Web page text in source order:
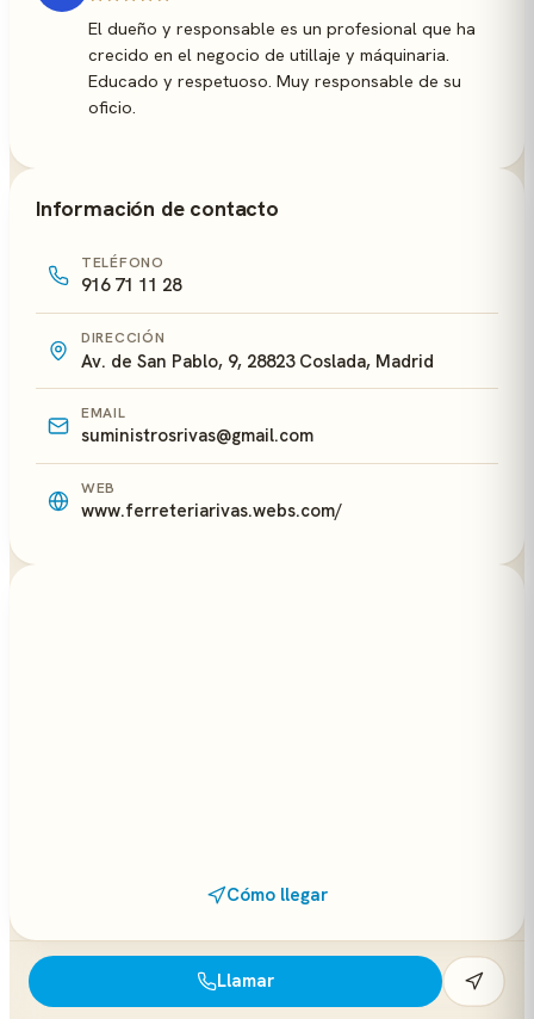
El dueño y responsable es un profesional que ha
crecido en el negocio de utillaje y máquinaria.
Educado y respetuoso. Muy responsable de su
oficio.
Información de contacto
TELÉFONO
916 71 11 28
DIRECCIÓN
Av. de San Pablo, 9, 28823 Coslada, Madrid
EMAIL
suministrosrivas@gmail.com
WEB
www.ferreteriarivas.webs.com/
Cómo llegar
Llamar